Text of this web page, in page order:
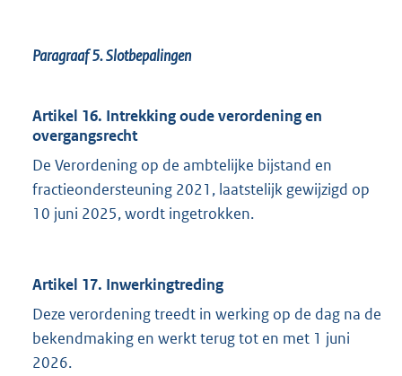
Paragraaf 5.Slotbepalingen
Artikel 16. Intrekking oude verordening en
overgangsrecht
De Verordening op de ambtelijke bijstand en
fractieondersteuning 2021, laatstelijk gewijzigd op
10 juni 2025, wordt ingetrokken.
Artikel 17. Inwerkingtreding
Deze verordening treedt in werking op de dag na de
bekendmaking en werkt terug tot en met 1 juni
2026.